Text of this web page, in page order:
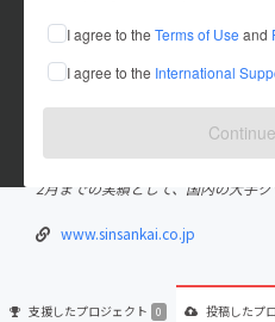
I agree to the Terms of Use and
I agree to the International
Continue
これまでに51件のプロジェクトを
在住国：日本 現在地：大阪府
出身国：日本 出身地：大阪府
わたしたちは、みなさまに素晴ら
ら、2017年にクラウドファンディ
2月までの実績として、国内の大手
www.sinsankai.co.jp
支援したプロジェクト 0 投稿したプ